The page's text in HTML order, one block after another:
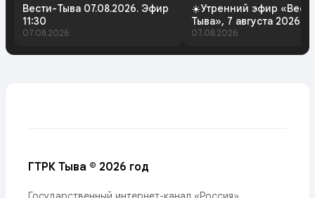
Вести-Тыва 07.08.2026. Эфир
11:30
07.08.2026
☀️Утренний эфир
Тыва», 7 августа 2026
07.08.2026
ГТРК Тыва © 2026 год